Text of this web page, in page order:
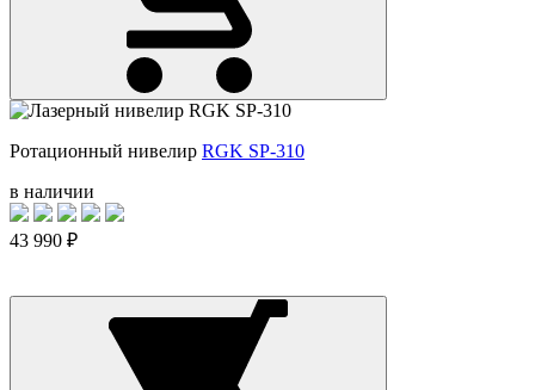
Ротационный нивелир RGK SP-310
в наличии
43 990 ₽